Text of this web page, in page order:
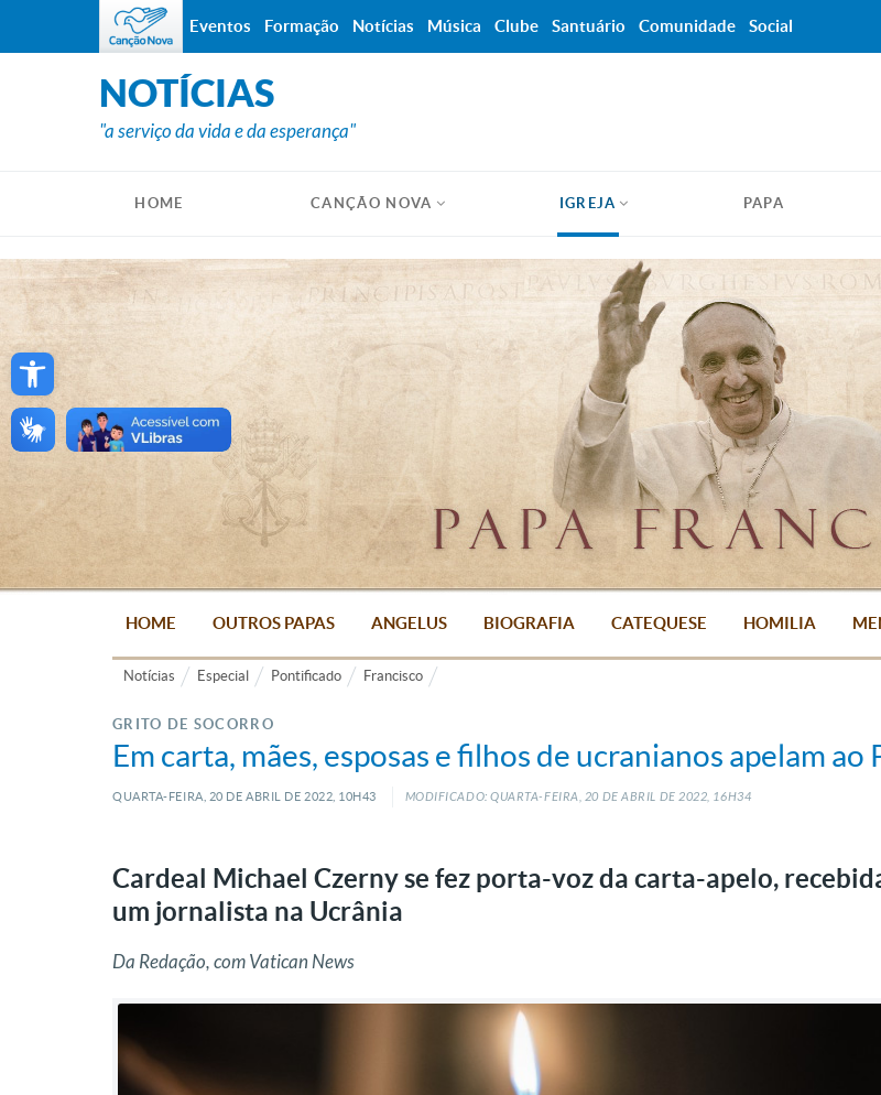
Open toolbar
NOTÍCIAS
"a serviço da vida e da esperança"
HOME CANÇÃO NOVA IGREJA PAPA
HOME OUTROS PAPAS ANGELUS BIOGRAFIA CATEQUESE HOMILIA
Notícias Especial Pontificado Francisco
GRITO DE SOCORRO
Em carta, mães, esposas e filhos de ucranianos apelam ao
QUARTA-FEIRA, 20 DE ABRIL DE 2022, 10H43 MODIFICADO: QUARTA-FEIRA, 20 DEABRIL DE2022, 16H34
Cardeal Michael Czerny se fez porta-voz da carta-apelo,
um jornalista na Ucrânia
Da Redação, com Vatican News
Eventos Formação Notícias Música Clube Santuário Comunidade Social